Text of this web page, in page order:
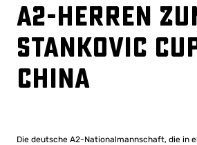
A2-Herren
Stankovic
China
Die deutsche A2-Nationalmannschaft, die in